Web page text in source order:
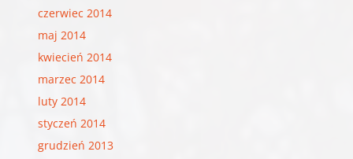
czerwiec 2014
maj 2014
kwiecień 2014
marzec 2014
luty 2014
styczeń 2014
grudzień 2013